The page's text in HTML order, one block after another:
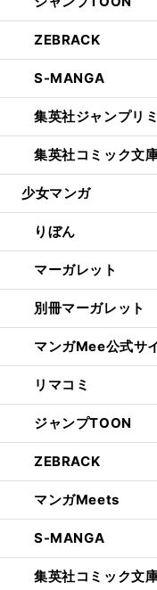
ZEBRACK
S-MANGA
集英社ジャンプリ
集英社コミック文
少女マンガ
りぼん
マーガレット
別冊マーガレット
マンガMee公式サ
リマコミ
ジャンプTOON
ZEBRACK
マンガMeets
S-MANGA
集英社コミック文